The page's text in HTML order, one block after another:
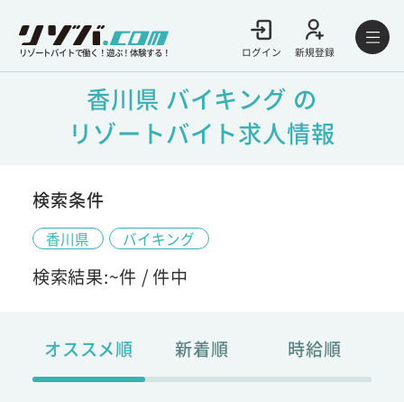
リゾートバイトで働く！遊ぶ！体験する！ ログイン 新規登録
香川県 バイキング の
リゾートバイト求人情報
検索条件
香川県 バイキング
検索結果:~件 /件中
オススメ順 新着順 時給順